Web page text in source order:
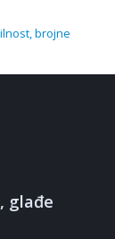
brojne
glađe